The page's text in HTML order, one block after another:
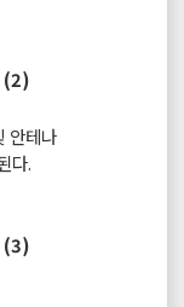
(2)
안테나
다.
λ
si
1dλ
(3)